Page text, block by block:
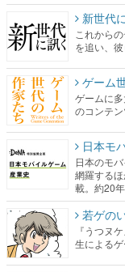
ゲーム
ゲームに
のコンテ
日本モ
日本のモ
網羅する
若ゲの
『うつヌ
生による
なんで
ゲーム開
な形から